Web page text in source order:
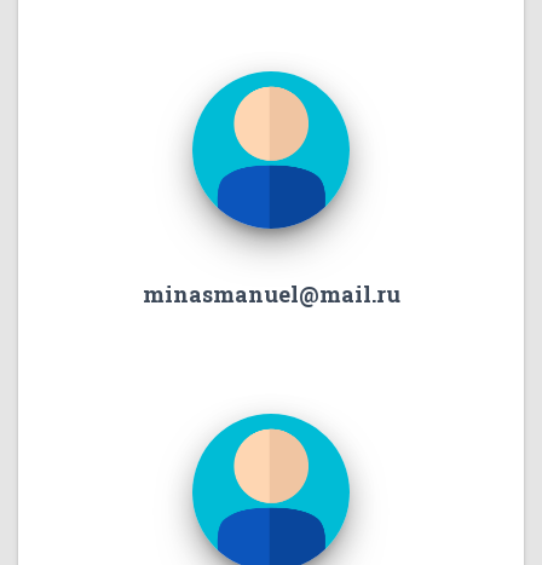
minasmanuel@mail.ru